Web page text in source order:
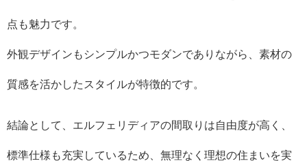
点も魅力です。
外観デザインもシンプルかつモダンでありながら、素材の
質感を活かしたスタイルが特徴的です。
結論として、エルフェリディアの間取りは自由度が高く、
標準仕様も充実しているため、無理なく理想の住まいを実